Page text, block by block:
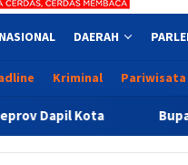
NASIONAL DAERAH
Kriminal Pariwisata
Bupati Sofyan Teken